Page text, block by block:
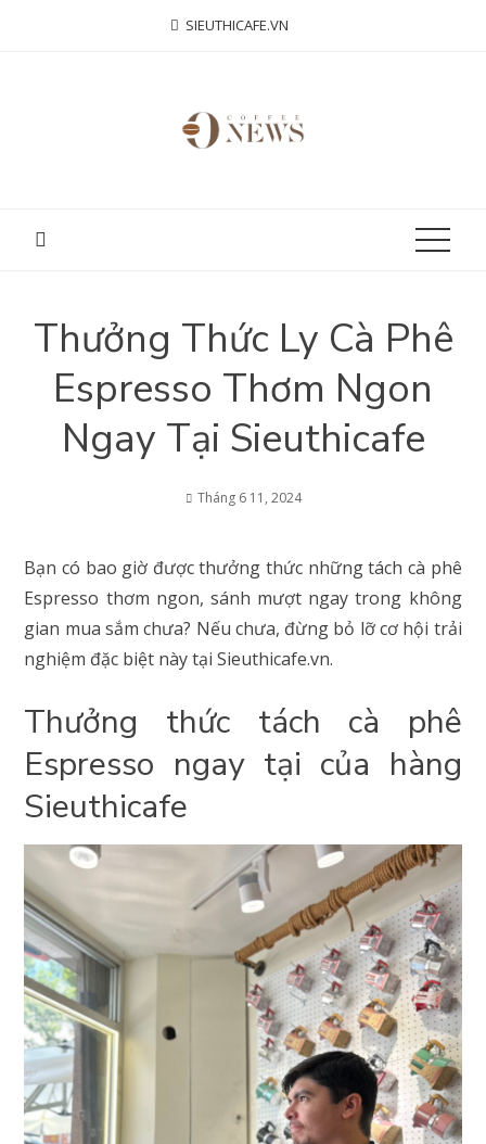
SIEUTHICAFE.VN
Thưởng Thức Ly Cà Phê
Espresso Thơm Ngon
Ngay Tại Sieuthicafe
Tháng 6 11, 2024
Bạn có bao giờ được thưởng thức những tách cà phê
Espresso thơm ngon, sánh mượt ngay trong không
gian mua sắm chưa? Nếu chưa, đừng bỏ lỡ cơ hội trải
nghiệm đặc biệt này tại Sieuthicafe.vn.
Thưởng thức tách cà phê
Espresso ngay tại của hàng
Sieuthicafe